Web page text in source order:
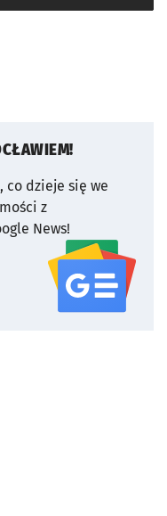
co dzieje się we
z
News!
serwisu